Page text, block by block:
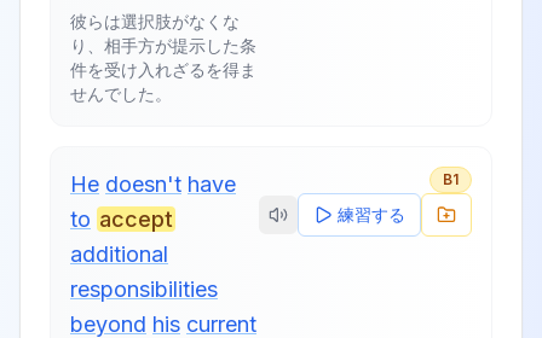
彼らは選択肢がなくな
り、相手方が提示した条
件を受け入れざるを得ま
せんでした。
He doesn't have
to accept
additional
responsibilities
beyond his current
B1
練習する